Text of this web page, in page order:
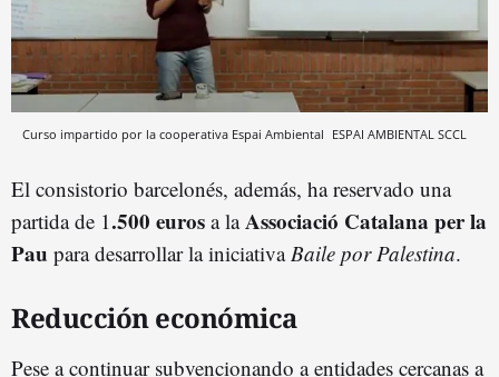
Curso impartido por la cooperativa Espai Ambiental ESPAI AMBIENTAL SCCL
El consistorio barcelonés, además, ha reservado una
partida de 1.500 euros a laAssociació Catalana per la
Pau para desarrollar la iniciativaBaile por Palestina.
Reducción económica
Pese a continuar subvencionando a entidades cercanas a